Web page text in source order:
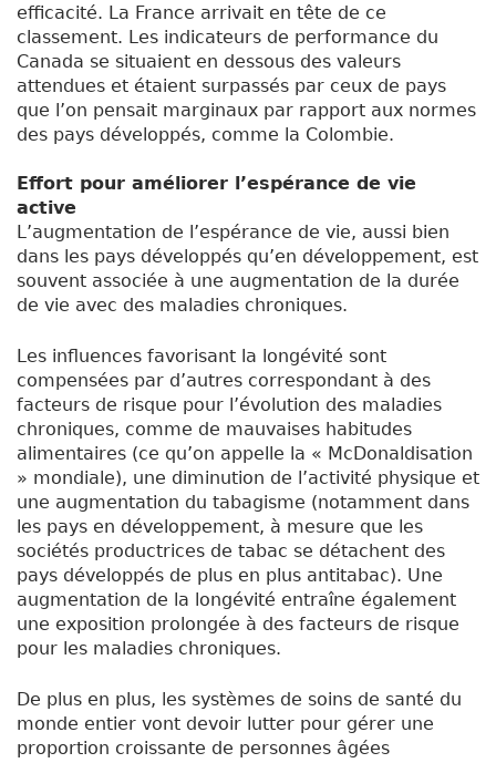
efficacité. La France arrivait en tête de ce
classement. Les indicateurs de performance du
Canada se situaient en dessous des valeurs
attendues et étaient surpassés par ceux de pays
que l’on pensait marginaux par rapport aux normes
des pays développés, comme la Colombie.
Effort pour améliorer l’espérance de vie
active
L’augmentation de l’espérance de vie, aussi bien
dans les pays développés qu’en développement, est
souvent associée à une augmentation de la durée
de vie avec des maladies chroniques.
Les influences favorisant la longévité sont
compensées par d’autres correspondant à des
facteurs de risque pour l’évolution des maladies
chroniques, comme de mauvaises habitudes
alimentaires (ce qu’on appelle la « McDonaldisation
» mondiale), une diminution de l’activité physique et
une augmentation du tabagisme (notamment dans
les pays en développement, à mesure que les
sociétés productrices de tabac se détachent des
pays développés de plus en plus antitabac). Une
augmentation de la longévité entraîne également
une exposition prolongée à des facteurs de risque
pour les maladies chroniques.
De plus en plus, les systèmes de soins de santé du
monde entier vont devoir lutter pour gérer une
proportion croissante de personnes âgées